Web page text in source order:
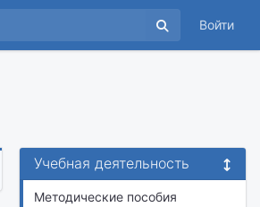
Войти
Учебная деятельность
Методические пособия